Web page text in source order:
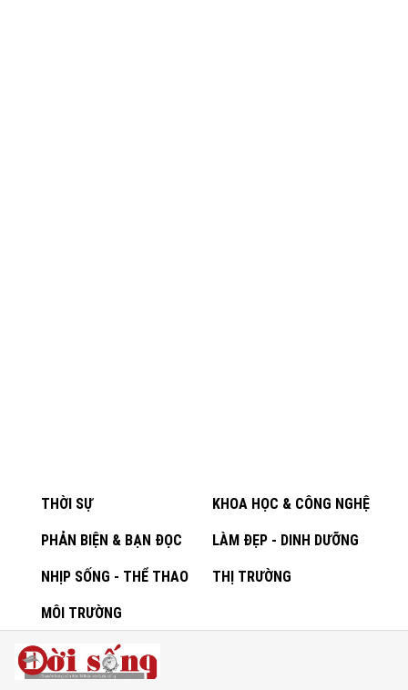
THỜI SỰ KHOA HỌC & CÔNG NGHỆ
PHẢN BIỆN & BẠN ĐỌC LÀM ĐẸP - DINH DƯỠNG
NHỊP SỐNG - THỂ THAO THỊ TRƯỜNG
MÔI TRƯỜNG